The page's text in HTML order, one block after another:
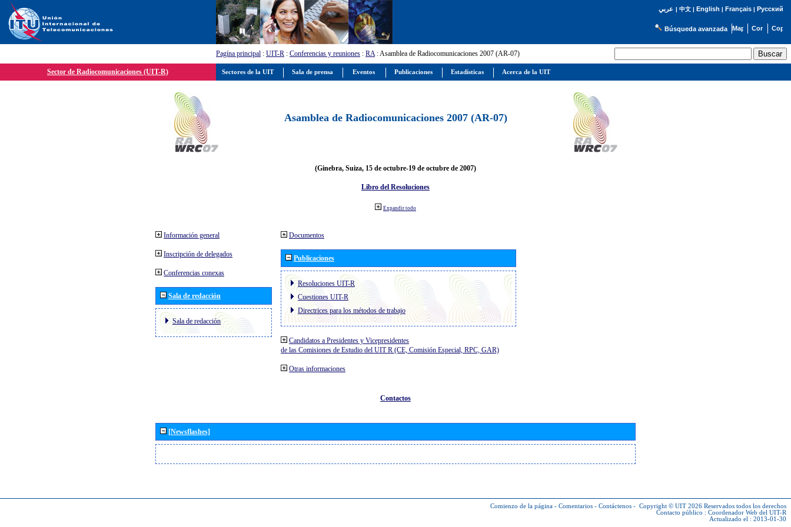
عربي | 中文| English | Français| Русский
Búsqueda avanzada
Pagína principal : UIT-R : Conferencias y reuniones : RA: Asamblea de Radiocomunicaciones 2007 (AR-07)
Sector de Radiocomunicaciones (UIT-R)
Asamblea de Radiocomunicaciones 2007 (AR-07)
(Ginebra, Suiza, 15 de octubre-19 de octubre de 2007)
Libro del Resoluciones
Expandir todo
Información general
Inscripción de delegados
Conferencias conexas
Sala de redacción
Sala de redacción
Documentos
Publicaciones
Resoluciones UIT-R
Cuestiones UIT-R
Directrices para los métodos de trabajo
Candidatos a Presidentes y Vicepresidentes
de las Comisiones de Estudio del UIT R (CE, Comisión Especial, RPC, GAR)
Otras informaciones
Contactos
[Newsflashes]
Comienzo de la página - Comentarios - Contáctenos - Copyright © UIT 2026 Reservados todos los derechos
Contacto público : Coordenador Web del UIT-R
Actualizado el : 2013-01-30
Sectores de la UIT Sala de prensa Eventos Publicaciones Estadísticas Acerca de la UIT